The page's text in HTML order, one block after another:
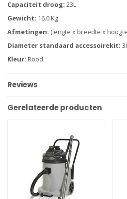
Capaciteit droog: 23L
Gewicht: 16.0 Kg
Afmetingen: (lengte x breedte x
Diameter standaard accessoirekit:
Kleur: Rood
Reviews
Gerelateerde producten